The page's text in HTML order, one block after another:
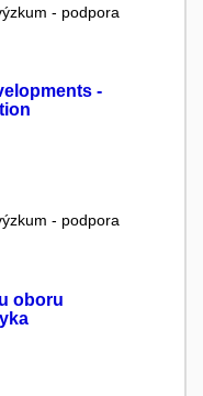
- podpora
-
- podpora
oboru